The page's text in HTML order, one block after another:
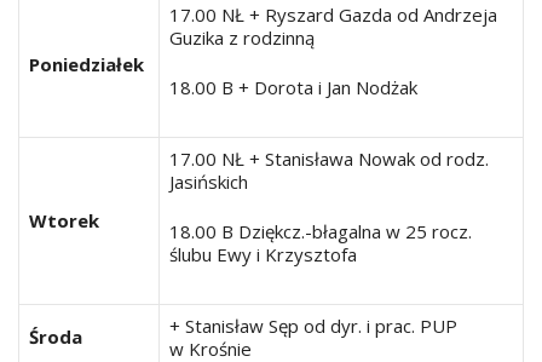
Poniedziałek
17.00 NŁ + Ryszard Gazda od Andrzeja
Guzika z rodzinną
18.00 B + Dorota i Jan Nodżak
Wtorek
17.00 NŁ + Stanisława Nowak od rodz.
Jasińskich
18.00 B Dziękcz.-błagalna w 25 rocz.
ślubu Ewy i Krzysztofa
Środa
+ Stanisław Sęp od dyr. i prac. PUP
w Krośnie